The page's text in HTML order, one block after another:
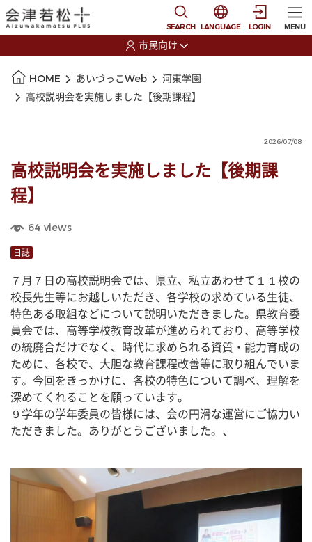
SEARCH
選択すると言語の切
LANGUAGE LOGIN MENU
市民向け
HOME あいづっこWeb
河東学園
高校説明会を実施しました【後期課程】
2026/07/08
高校説明会を実施しました【後期課
程】
64 views
日誌
７月７日の高校説明会では、県立、私立あわせて１１校の
校長先生等にお越しいただき、各学校の求めている生徒、
特色ある取組などについて説明いただきました。県教育委
員会では、高等学校教育改革が進められており、高等学校
の統廃合だけでなく、時代に求められる資質・能力育成の
ために、各校で、大胆な教育課程改善等に取り組んでいま
す。今回をきっかけに、各校の特色について調べ、理解を
深めてくれることを願っています。
９学年の学年委員の皆様には、会の円滑な運営にご協力い
ただきました。ありがとうございました。、